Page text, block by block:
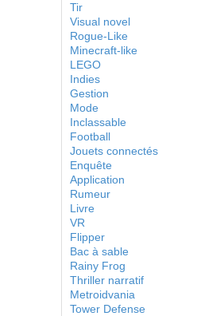
Tir
Visual novel
Rogue-Like
Minecraft-like
LEGO
Indies
Gestion
Mode
Inclassable
Football
Jouets connectés
Enquête
Application
Rumeur
Livre
VR
Flipper
Bac à sable
Rainy Frog
Thriller narratif
Metroidvania
Tower Defense